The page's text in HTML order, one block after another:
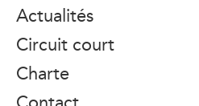
Actualités
Circuit court
Charte